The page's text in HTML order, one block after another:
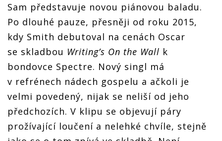
Sam představuje novou piánovou baladu.
Po dlouhé pauze, přesněji od roku 2015,
kdy Smith debutoval na cenách Oscar
se skladbou Writing’s On the Wall k
bondovce Spectre. Nový singl má
v refrénech nádech gospelu a ačkoli je
velmi povedený, nijak se neliší od jeho
předchozích. V klipu se objevují páry
prožívající loučení a nelehké chvíle, stejně